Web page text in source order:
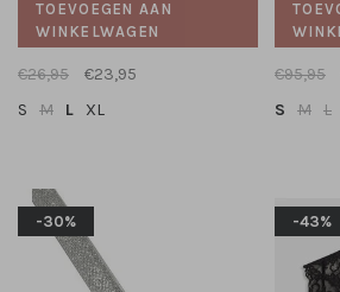
TOEVOEGEN AAN
WINKELWAGEN
€26,95
€23,95
S
M L XL
€95,95
S
M L
-30% -43%